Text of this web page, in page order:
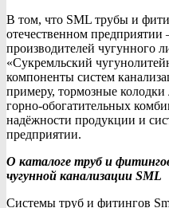
В том, что SML трубы и
отечественном
производителей чугунного
«Сукремльский
компоненты систем
примеру, тормозные
горно-обогатительных
надёжности продукции и
предприятии.
О каталоге труб и
чугунной канализации SML
Системы труб и фитингов